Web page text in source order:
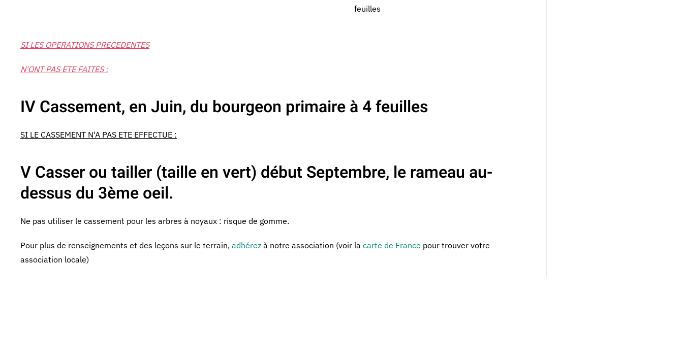
feuilles
SI LES OPERATIONS PRECEDENTES
N'ONT PAS ETE FAITES :
IV Cassement, en Juin, du bourgeon primaire à 4 feuilles
SI LE CASSEMENT N'A PAS ETE EFFECTUE :
V Casser ou tailler (taille en vert) début Septembre, le rameau au-
dessus du 3ème oeil.
Ne pas utiliser le cassement pour les arbres à noyaux : risque de gomme.
Pour plus de renseignements et des leçons sur le terrain, adhérez à notre association (voir la carte de France pour trouver votre
association locale)